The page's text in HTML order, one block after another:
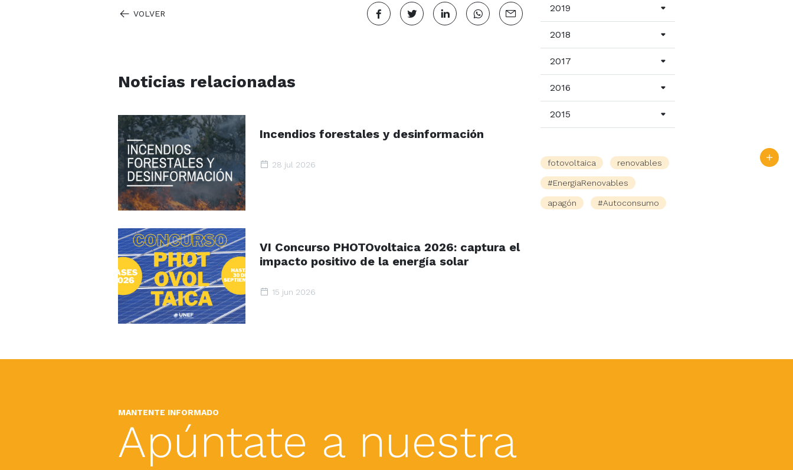
2019
2018
2017
2016
2015
fotovoltaica renovables
#EnergiaRenovables
apagón #Autoconsumo
VOLVER
Noticias relacionadas
Incendios forestales y desinformación
28 jul 2026
VI Concurso PHOTOvoltaica 2026: captura el
impacto positivo de la energía solar
15 jun 2026
MANTENTE INFORMADO
Apúntate a nuestra